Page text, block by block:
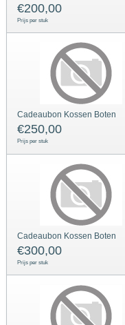
€200,00
Prijs per stuk
Cadeaubon Kossen Boten
€250,00
Prijs per stuk
Cadeaubon Kossen Boten
€300,00
Prijs per stuk